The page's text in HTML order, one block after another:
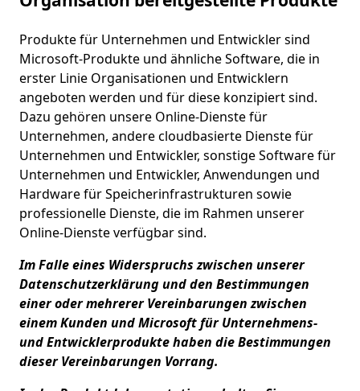
Produkte für Unternehmen und Entwickler sind
Microsoft-Produkte und ähnliche Software, die in
erster Linie Organisationen und Entwicklern
angeboten werden und für diese konzipiert sind.
Dazu gehören unsere Online-Dienste für
Unternehmen, andere cloudbasierte Dienste für
Unternehmen und Entwickler, sonstige Software für
Unternehmen und Entwickler, Anwendungen und
Hardware für Speicherinfrastrukturen sowie
professionelle Dienste, die im Rahmen unserer
Online-Dienste verfügbar sind.
Im Falle eines Widerspruchs zwischen unserer
Datenschutzerklärung und den Bestimmungen
einer oder mehrerer Vereinbarungen zwischen
einem Kunden und Microsoft für Unternehmens-
und Entwicklerprodukte haben die Bestimmungen
dieser Vereinbarungen Vorrang.